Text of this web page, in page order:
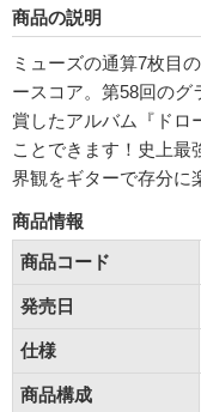
商品の説明
ミューズの通算7枚目
ースコア。第58回のグ
賞したアルバム『ドロ
ことできます！史上最
界観をギターで存分に
商品情報
商品コード
発売日
仕様
商品構成